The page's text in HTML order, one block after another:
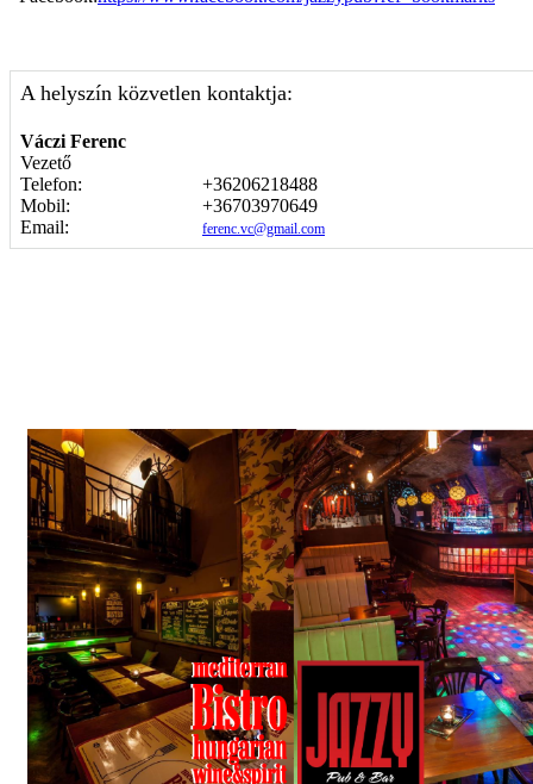
A helyszín közvetlen kontaktja:
Váczi Ferenc
Vezető
Telefon:
+36206218488
Mobil:
+36703970649
Email:
ferenc.vc@gmail.com